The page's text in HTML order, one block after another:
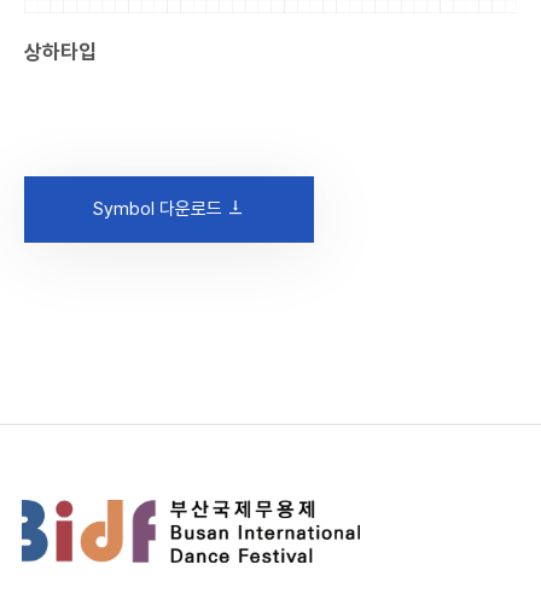
상하타입
Symbol 다운로드